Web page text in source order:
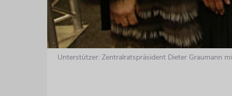
Unterstützer: Zentralratspräsident Dieter Graumann